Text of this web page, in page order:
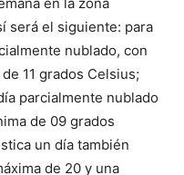
será el siguiente: para
nublado, con
11 grados Celsius;
parcialmente nublado
de 09 grados
un día también
de 20 y una